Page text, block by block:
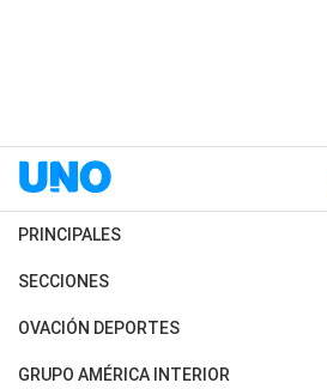
PRINCIPALES
Últimas Noticias
Política
SECCIONES
Horóscopo
Motores
OVACIÓN DEPORTES
Fútbol
GRUPO AMÉRICA INTERIOR